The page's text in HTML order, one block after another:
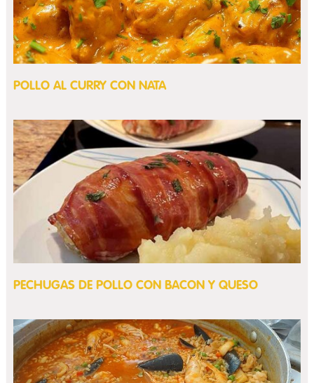
POLLO AL CURRY CON NATA
PECHUGAS DE POLLO CON BACON Y QUESO